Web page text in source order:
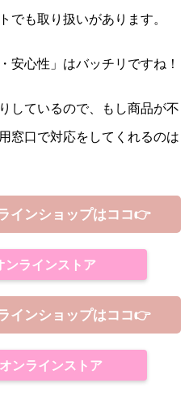
でも取り扱いがあります。
安心性」はバッチリですね！
しているので、もし商品が不
窓口で対応をしてくれるのは
インショップはココ👉
ンラインストア
インショップはココ👉
ンラインストア